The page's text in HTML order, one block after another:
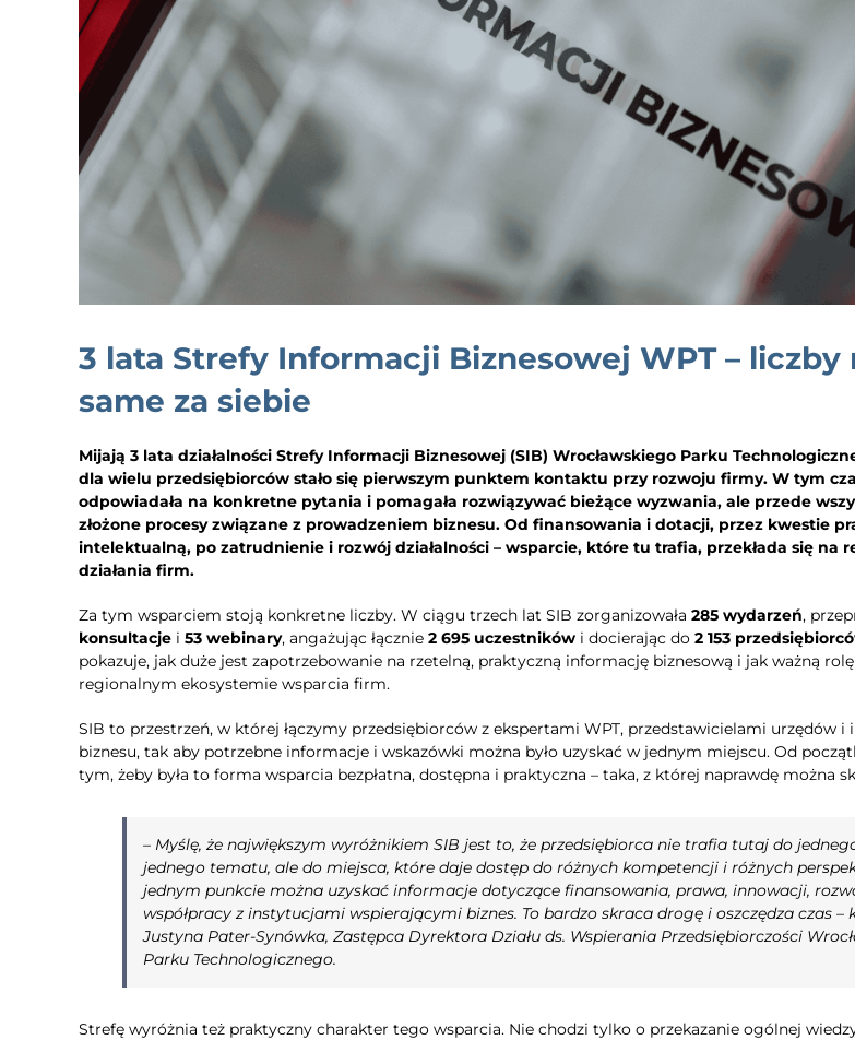
3 lata Strefy Informacji Biznesowej WPT – liczby
same za siebie
Mijają 3 lata działalności Strefy Informacji Biznesowej (SIB) Wrocławskiego Parku
dla wielu przedsiębiorców stało się pierwszym punktem kontaktu przy rozwoju firmy. W tym
odpowiadała na konkretne pytania i pomagała rozwiązywać bieżące wyzwania, ale przede
złożone procesy związane z prowadzeniem biznesu. Od finansowania i dotacji, przez kwestie
intelektualną, po zatrudnienie i rozwój działalności – wsparcie, które tu trafia, przekłada się na
działania firm.
Za tym wsparciem stoją konkretne liczby. W ciągu trzech lat SIB zorganizowała 285 wydarzeń,
konsultacjei 53 webinary, angażując łącznie 2 695 uczestnikówi docierając do 2 153
pokazuje, jak duże jest zapotrzebowanie na rzetelną, praktyczną informację biznesową i jak ważną rolę
regionalnym ekosystemie wsparcia firm.
SIB to przestrzeń, w której łączymy przedsiębiorców z ekspertami WPT, przedstawicielami urzędów
biznesu, tak aby potrzebne informacje i wskazówki można było uzyskać w jednym miejscu. Od
tym, żeby była to forma wsparcia bezpłatna, dostępna i praktyczna – taka, z której naprawdę można
– Myślę, że największym wyróżnikiem SIB jest to, że przedsiębiorca nie trafia tutaj do
jednego tematu, ale do miejsca, które daje dostęp do różnych kompetencji i różnych
jednym punkcie można uzyskać informacje dotyczące finansowania, prawa, innowacji,
współpracy z instytucjami wspierającymi biznes. To bardzo skraca drogę i oszczędza czas–
Justyna Pater-Synówka, Zastępca Dyrektora Działu ds. Wspierania Przedsiębiorczości
Parku Technologicznego.
Strefę wyróżnia też praktyczny charakter tego wsparcia. Nie chodzi tylko o przekazanie ogólnej